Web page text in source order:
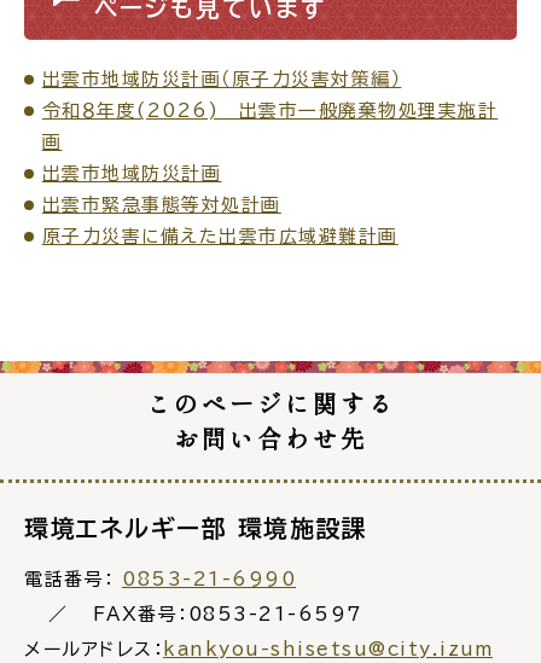
妊娠・出産 子育て
就職・転職・退職
ページも見ています
出雲市地域防災計画（原子力災害対策編）
令和８年度(2026) 出雲市一般廃棄物処理実施計
画
出雲市地域防災計画
出雲市緊急事態等対処計画
原子力災害に備えた出雲市広域避難計画
このページに関する
お問い合わせ先
環境エネルギー部 環境施設課
電話番号： 0853-21-6990
FAX番号：0853-21-6597
メールアドレス： kankyou-shisetsu@city.izum